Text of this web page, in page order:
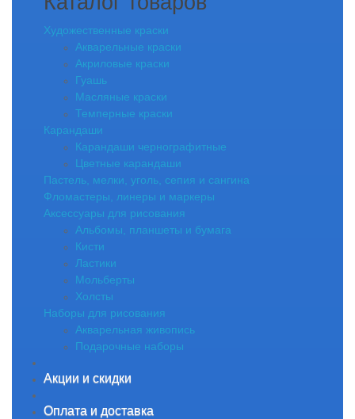
Художественные краски
Акварельные краски
Акриловые краски
Гуашь
Масляные краски
Темперные краски
Карандаши
Карандаши чернографитные
Цветные карандаши
Пастель, мелки, уголь, сепия и сангина
Фломастеры, линеры и маркеры
Аксессуары для рисования
Альбомы, планшеты и бумага
Кисти
Ластики
Мольберты
Холсты
Наборы для рисования
Акварельная живопись
Подарочные наборы
Акции и скидки
Оплата и доставка